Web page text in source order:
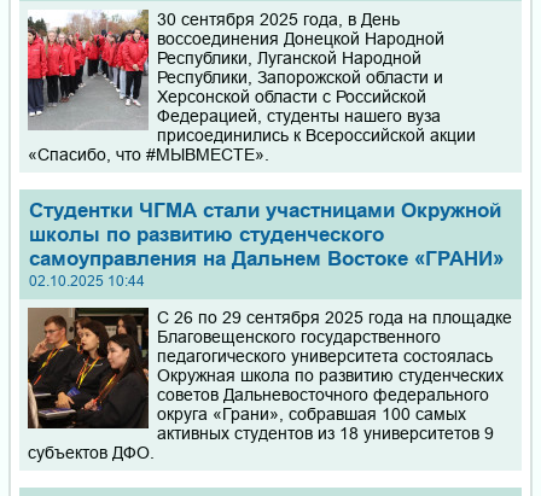
30 сентября 2025 года, в День
воссоединения Донецкой Народной
Республики, Луганской Народной
Республики, Запорожской области и
Херсонской области с Российской
Федерацией, студенты нашего вуза
присоединились к Всероссийской акции
«Спасибо, что #МЫВМЕСТЕ».
Студентки ЧГМА стали участницами Окружной
школы по развитию студенческого
самоуправления на Дальнем Востоке «ГРАНИ»
02.10.2025 10:44
С 26 по 29 сентября 2025 года на площадке
Благовещенского государственного
педагогического университета состоялась
Окружная школа по развитию студенческих
советов Дальневосточного федерального
округа «Грани», собравшая 100 самых
активных студентов из 18 университетов 9
субъектов ДФО.